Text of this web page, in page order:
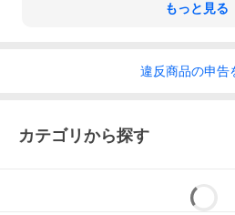
もっと見る
違反商品の申告
カテゴリから探す